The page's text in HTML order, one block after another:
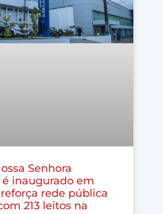
Senhora
inaugurado em
rede pública
213 leitos na